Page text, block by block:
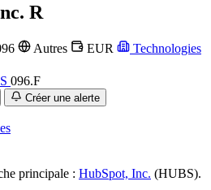
R
Autres EUR
Technologies
096.F
Créer une alerte
principale : HubSpot, Inc. (HUBS).